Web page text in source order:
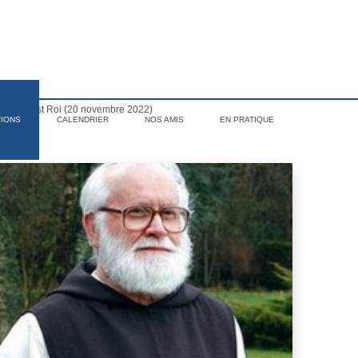
CALENDRIER NOS AMIS EN PRATIQUE
du Christ Roi (20 novembre 2022)